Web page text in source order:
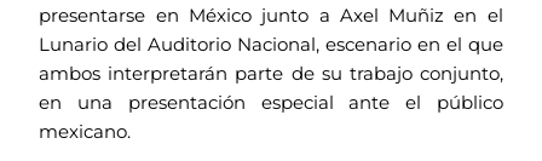
presentarse en México junto a Axel Muñiz en el
Lunario del Auditorio Nacional, escenario en el que
ambos interpretarán parte de su trabajo conjunto,
en una presentación especial ante el público
mexicano.